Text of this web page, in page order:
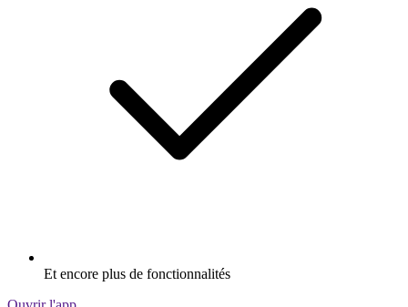
Et encore plus de fonctionnalités